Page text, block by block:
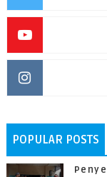
POPULAR POSTS